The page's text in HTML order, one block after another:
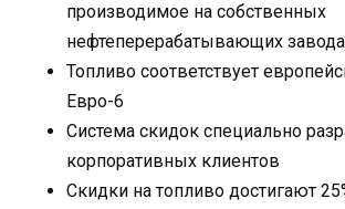
производимое на собственных
нефтеперерабатывающих
Топливо соответствует
Евро-6
Система скидок специально
корпоративных клиентов
Скидки на топливо достигают